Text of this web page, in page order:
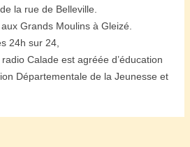
la rue de Belleville.
Grands Moulins à Gleizé.
24h sur 24,
Calade est agréée d’éducation
Départementale de la Jeunesse et